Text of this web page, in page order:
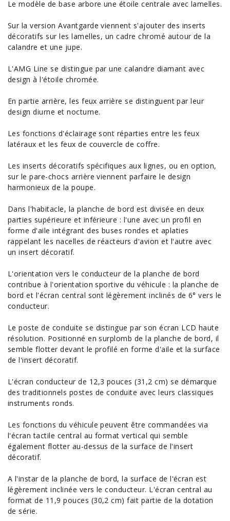
Le modèle de base arbore une étoile centrale avec lamelles.
Sur la version Avantgarde viennent s'ajouter des inserts
décoratifs sur les lamelles, un cadre chromé autour de la
calandre et une jupe.
L'AMG Line se distingue par une calandre diamant avec
design à l'étoile chromée.
En partie arrière, les feux arrière se distinguent par leur
design diurne et nocturne.
Les fonctions d'éclairage sont réparties entre les feux
latéraux et les feux de couvercle de coffre.
Les inserts décoratifs spécifiques aux lignes, ou en option,
sur le pare-chocs arrière viennent parfaire le design
harmonieux de la poupe.
Dans l'habitacle, la planche de bord est divisée en deux
parties supérieure et inférieure : l'une avec un profil en
forme d'aile intégrant des buses rondes et aplaties
rappelant les nacelles de réacteurs d'avion et l'autre avec
un insert décoratif.
L'orientation vers le conducteur de la planche de bord
contribue à l'orientation sportive du véhicule : la planche de
bord et l'écran central sont légèrement inclinés de 6° vers le
conducteur.
Le poste de conduite se distingue par son écran LCD haute
résolution. Positionné en surplomb de la planche de bord, il
semble flotter devant le profilé en forme d'aile et la surface
de l'insert décoratif.
L'écran conducteur de 12,3 pouces (31,2 cm) se démarque
des traditionnels postes de conduite avec leurs classiques
instruments ronds.
Les fonctions du véhicule peuvent être commandées via
l'écran tactile central au format vertical qui semble
également flotter au-dessus de la surface de l'insert
décoratif.
A l'instar de la planche de bord, la surface de l'écran est
légèrement inclinée vers le conducteur. L'écran central au
format de 11,9 pouces (30,2 cm) fait partie de la dotation
de série.